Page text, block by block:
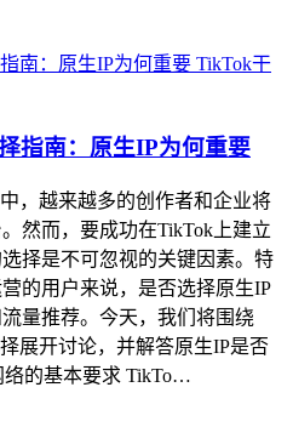
TikTok干
指南：原生IP为何重要
，越来越多的创作者和企业将
然而，要成功在TikTok上建立
择是不可忽视的关键因素。特
的用户来说，是否选择原生IP
量推荐。今天，我们将围绕
展开讨论，并解答原生IP是否
络的基本要求 TikTo…